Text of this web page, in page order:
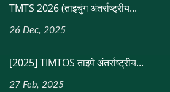
TMTS 2026 (ताइचुंग अंतर्राष्ट्रीय...
26 Dec, 2025
[2025] TIMTOS ताइपे अंतर्राष्ट्रीय...
27 Feb, 2025